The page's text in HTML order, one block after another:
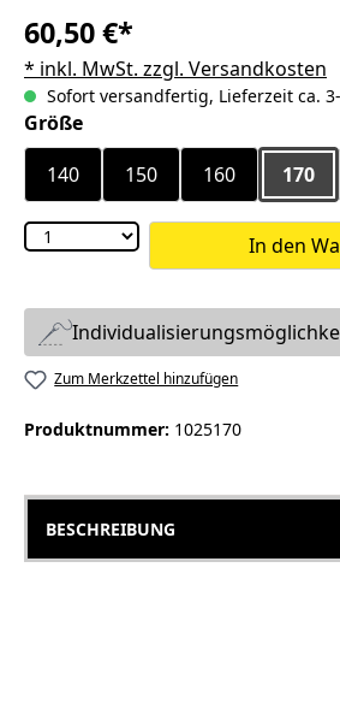
60,50 €*
* inkl. MwSt. zzgl. Versandkosten
Sofort versandfertig, Lieferzeit ca.
Größeauswählen
140
150 160 170
In den
Zum Merkzettel hinzufügen
Produktnummer: 1025170
BESCHREIBUNG